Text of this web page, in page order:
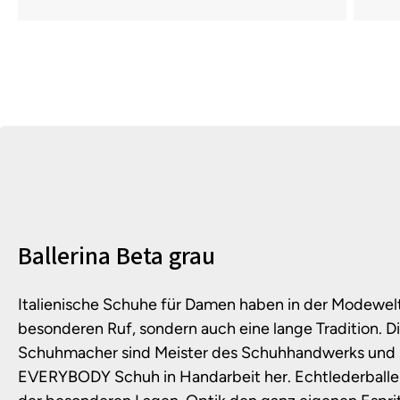
Produktinformationen
Ballerina Beta grau
Italienische Schuhe für Damen haben in der
besonderen Ruf, sondern auch eine lange Tradition.
Schuhmacher sind Meister des Schuhhandwerks
EVERYBODY Schuh in Handarbeit her.